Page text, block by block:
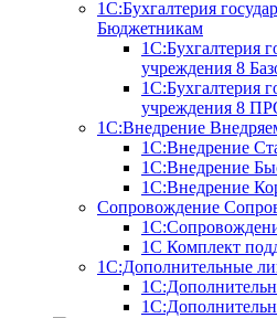
1С:Бухгалтерия
Бюджетникам
1С:Бухгалтерия
учреждения 8
1С:Бухгалтерия
учреждения 8
1С:Внедрение
1С:Внедрение
1С:Внедрение
1С:Внедрение
Сопровождение
1С Комплект
1С:Дополнительные